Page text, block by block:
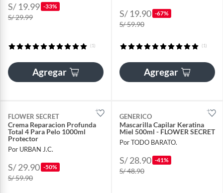
S/ 19.99 -33%
S/ 29.99
(1)
Agregar
S/ 19.90 -67%
S/ 59.90
(1)
Agregar
FLOWER SECRET
Crema Reparacion Profunda
Total 4 Para Pelo 1000ml
Protector
Por URBAN J.C.
S/ 29.90 -50%
S/ 59.90
GENERICO
Mascarilla Capilar Keratina
Miel 500ml - FLOWER SECRET
Por TODO BARATO.
S/ 28.90 -41%
S/ 48.90